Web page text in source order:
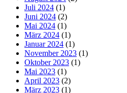
Juli 2024 (1)
Juni 2024 (2)
Mai 2024 (1)
März 2024 (1)
Januar 2024 (1)
November 2023 (1)
Oktober 2023 (1)
Mai 2023 (1)
April 2023 (2)
März 2023 (1)